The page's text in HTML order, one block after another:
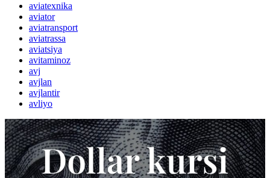
aviatexnika
aviator
aviatransport
aviatrassa
aviatsiya
avitaminoz
avj
avjlan
avjlantir
avliyo